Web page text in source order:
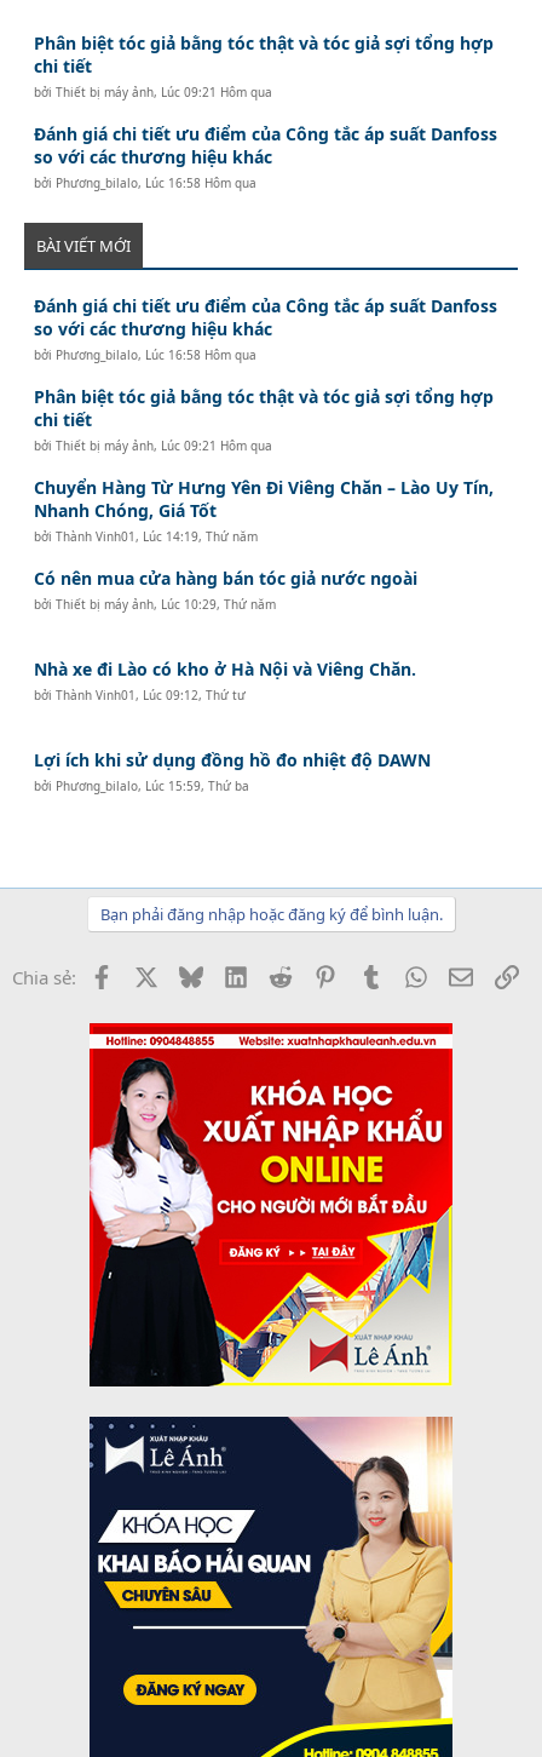
Phân biệt tóc giả bằng tóc thật và tóc giả sợi tổng hợp
chi tiết
bởiThiết bị máy ảnh, Lúc 09:21 Hôm qua
Đánh giá chi tiết ưu điểm của Công tắc áp suất Danfoss
so với các thương hiệu khác
bởi Phương_bilalo, Lúc 16:58 Hôm qua
BÀI VIẾT MỚI
Đánh giá chi tiết ưu điểm của Công tắc áp suất Danfoss
so với các thương hiệu khác
bởi Phương_bilalo, Lúc 16:58 Hôm qua
Phân biệt tóc giả bằng tóc thật và tóc giả sợi tổng hợp
chi tiết
bởiThiết bị máy ảnh, Lúc 09:21 Hôm qua
Chuyển Hàng Từ Hưng Yên Đi Viêng Chăn – Lào Uy Tín,
Nhanh Chóng, Giá Tốt
bởiThành Vinh01, Lúc 14:19, Thứ năm
Có nên mua cửa hàng bán tóc giả nước ngoài
bởiThiết bị máy ảnh, Lúc 10:29, Thứ năm
Nhà xe đi Lào có kho ở Hà Nội và Viêng Chăn.
bởiThành Vinh01, Lúc 09:12, Thứ tư
Lợi ích khi sử dụng đồng hồ đo nhiệt độ DAWN
bởi Phương_bilalo, Lúc 15:59, Thứ ba
Bạn phải đăng nhập hoặc đăng ký để bình luận.
Chia sẻ: Facebook BlueskyLinkedInReddit PinterestTumblrWhatsApp
Email